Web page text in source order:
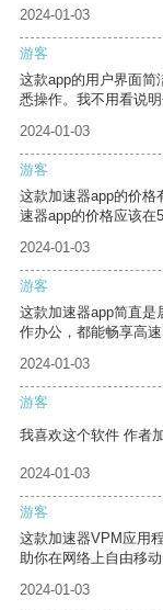
2024-01-03
游客
这款app的用户界面简
悉操作。我不用看说
2024-01-03
游客
这款加速器app的价格
速器app的价格应该在
2024-01-03
游客
这款加速器app简直是
作办公，都能畅享高
2024-01-03
游客
我喜欢这个软件 作者
2024-01-03
游客
这款加速器VPM应用
助你在网络上自由移动
2024-01-03